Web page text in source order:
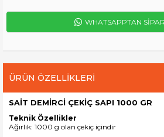
WHATSAPPTAN
ÜRÜN ÖZELLIKLERI
SAİT DEMİRCİ ÇEKİÇ SAPI 1000 GR
Teknik Özellikler
Ağırlık: 1000 g olan çekiç içindir